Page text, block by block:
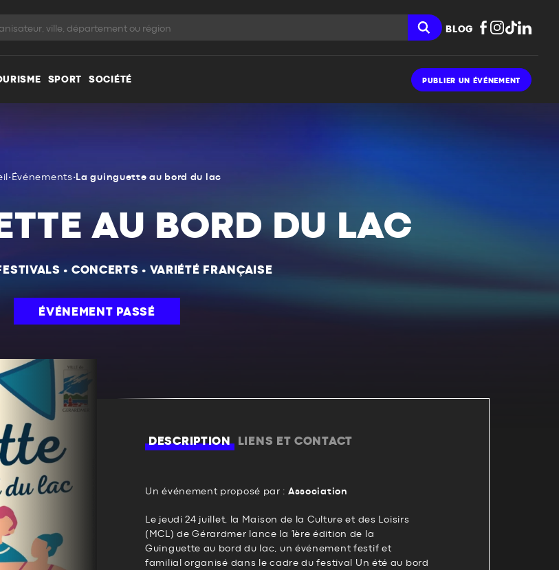
BLOG
SPORT SOCIÉTÉ PUBLIER UN ÉVÉNEMENT
• Événements•La guinguette au bord du lac
AU BORD DU LAC
• CONCERTS • VARIÉTÉ FRANÇAISE
ÉVÉNEMENT PASSÉ
DESCRIPTION LIENS ET CONTACT
Un événement proposé par : Association
Le jeudi 24 juillet, la Maison de la Culture et des Loisirs
(MCL) de Gérardmer lance la 1ère édition de la
Guinguette au bord du lac, un événement festif et
familial organisé dans le cadre du festival Un été au bord